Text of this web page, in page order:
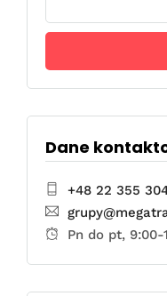
Dane
+48 22 355
Pn do pt, 9:00-